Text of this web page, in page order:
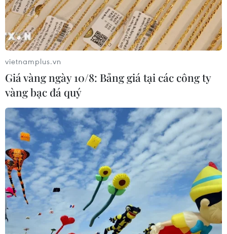
TIN CÙNG CHUYÊN MỤC
vietnamplus.vn
Giá vàng ngày 10/8: Bảng giá tại các công ty
vàng bạc đá quý